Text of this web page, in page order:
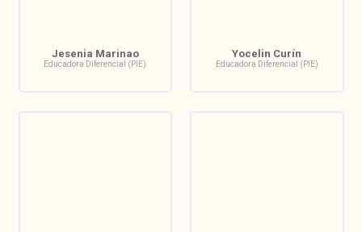
Jesenia Marinao
Educadora Diferencial (PIE)
Yocelin Curín
Educadora Diferencial (PIE)